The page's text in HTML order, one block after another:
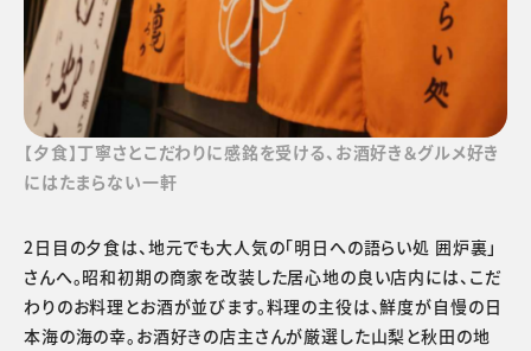
【夕食】丁寧さとこだわりに感銘を受ける、お酒好き＆グルメ好き
にはたまらない一軒
2日目の夕食は、地元でも大人気の「明日への語らい処 囲炉裏」
さんへ。昭和初期の商家を改装した居心地の良い店内には、こだ
わりのお料理とお酒が並びます。料理の主役は、鮮度が自慢の日
本海の海の幸。お酒好きの店主さんが厳選した山梨と秋田の地